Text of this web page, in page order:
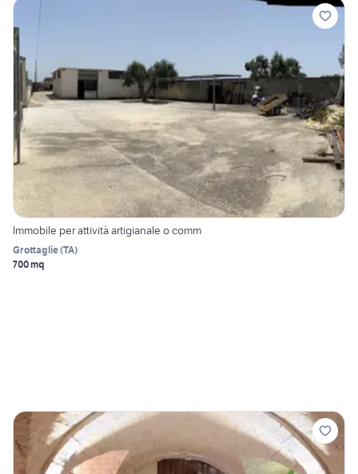
Immobile per attività artigianale o comm
Grottaglie(TA)
700 mq